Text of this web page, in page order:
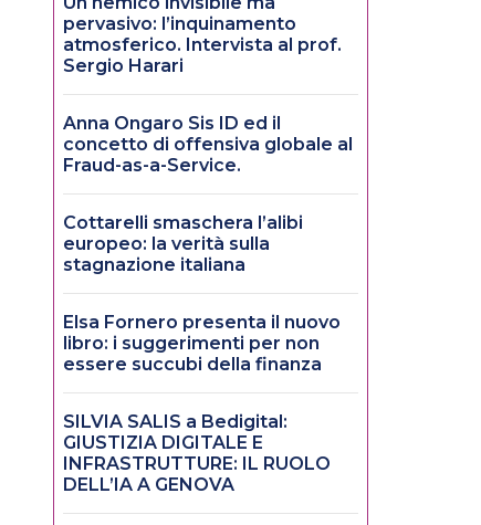
pervasivo: l’inquinamento
atmosferico. Intervista al prof.
Sergio Harari
Anna Ongaro Sis ID ed il
concetto di offensiva globale al
Fraud-as-a-Service.
Cottarelli smaschera l’alibi
europeo: la verità sulla
stagnazione italiana
Elsa Fornero presenta il nuovo
libro: i suggerimenti per non
essere succubi della finanza
SILVIA SALIS a Bedigital:
GIUSTIZIA DIGITALE E
INFRASTRUTTURE: IL RUOLO
DELL’IA A GENOVA